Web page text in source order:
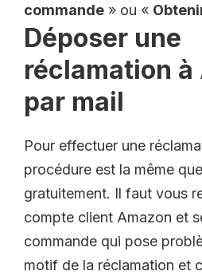
commande » ou «
Déposer une
réclamation à
par mail
Pour effectuer une
procédure est la même
gratuitement. Il faut vous
compte client Amazon et
commande qui pose
motif de la réclamation et